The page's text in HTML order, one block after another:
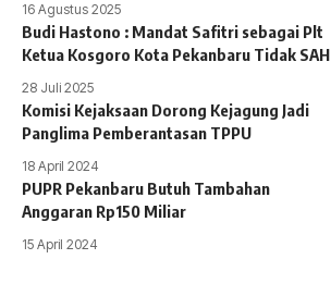
16 Agustus 2025
Budi Hastono : Mandat Safitri sebagai Plt
Ketua Kosgoro Kota Pekanbaru Tidak SAH
28 Juli 2025
Komisi Kejaksaan Dorong Kejagung Jadi
Panglima Pemberantasan TPPU
18 April 2024
PUPR Pekanbaru Butuh Tambahan
Anggaran Rp150 Miliar
15 April 2024